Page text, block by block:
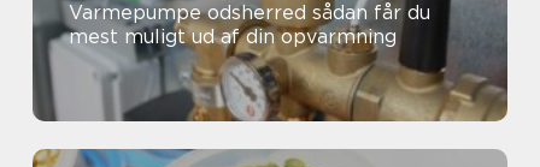
Varmepumpe odsherred sådan får du
mest muligt ud af din opvarmning